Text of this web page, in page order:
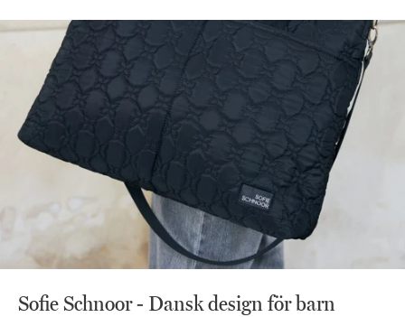
Sofie Schnoor - Dansk design för barn